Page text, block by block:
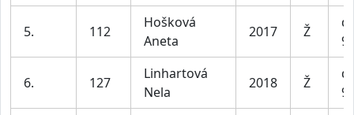
5. 112
Hošková
Aneta
2017 Ž
9
6. 127
Linhartová
Nela
2018 Ž
9